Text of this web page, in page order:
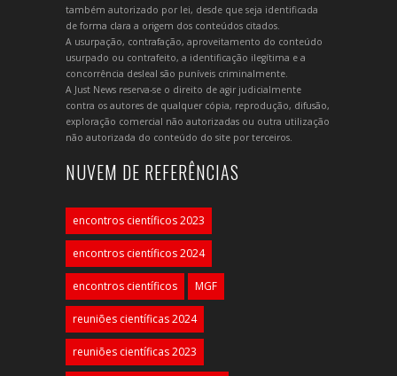
também autorizado por lei, desde que seja identificada
de forma clara a origem dos conteúdos citados.
A usurpação, contrafação, aproveitamento do conteúdo
usurpado ou contrafeito, a identificação ilegítima e a
concorrência desleal são puníveis criminalmente.
A Just News reserva-se o direito de agir judicialmente
contra os autores de qualquer cópia, reprodução, difusão,
exploração comercial não autorizadas ou outra utilização
não autorizada do conteúdo do site por terceiros.
NUVEM DE REFERÊNCIAS
encontros científicos 2023
encontros científicos 2024
encontros científicos MGF
reuniões científicas 2024
reuniões científicas 2023